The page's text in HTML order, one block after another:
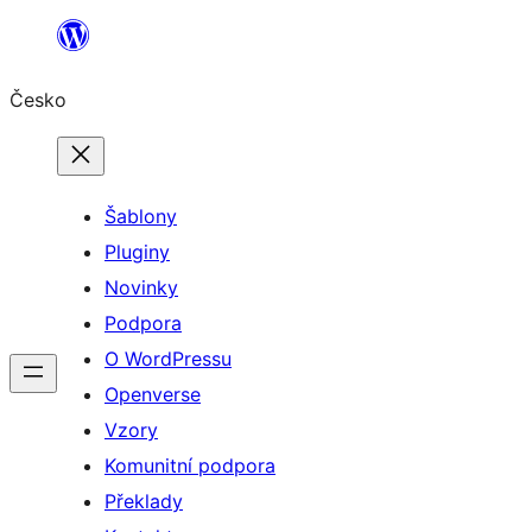
Přeskočit
obsah
Česko
Šablony
Pluginy
Novinky
Podpora
O WordPressu
Openverse
Vzory
Komunitní podpora
Překlady